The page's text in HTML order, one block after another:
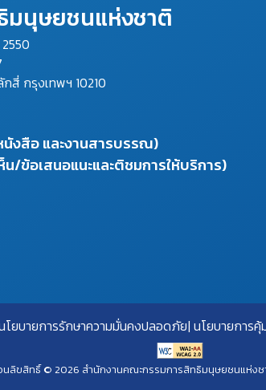
มนุษยชนแห่งชาติ
สี่ กรุงเทพฯ 10210
งสือ และงานสารบรรณ)
ข้อเสนอแนะและติชมการให้บริการ)
โยบายการรักษาความมั่นคงปลอดภัย นโยบายการ
นลิขสิทธิ์ © 2026 สำนักงานคณะกรรมการสิทธิมนุษยชนแห่งช